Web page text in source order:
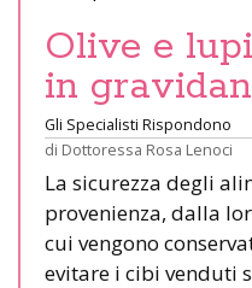
Olive e
in
Gli Specialisti Rispondono
di Dottoressa Rosa Lenoci
La sicurezza degli
provenienza, dalla
cui vengono
evitare i cibi venduti